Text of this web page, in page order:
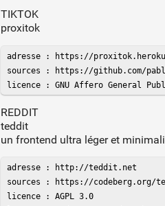
TIKTOK
proxitok
adresse : https://
sources : https://github.com/
licence : GNU Affero General
REDDIT
teddit
un frontend ultra léger et
adresse : http://teddit.net
sources : https://codeberg.org/
licence : AGPL 3.0